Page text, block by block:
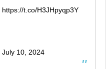
https://t.co/H3JHpyqp3Y
July 10, 2024